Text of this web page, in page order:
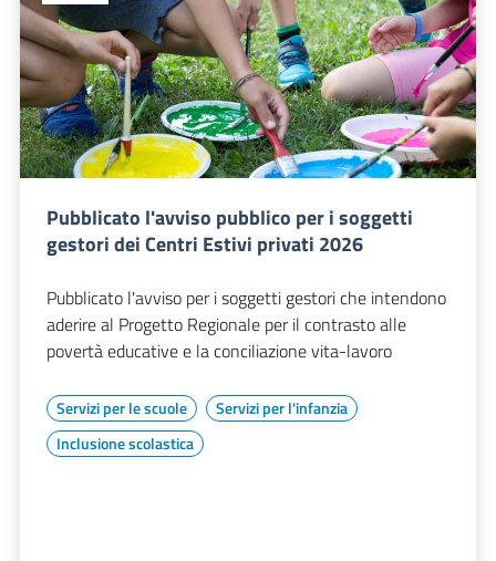
Pubblicato l'avviso pubblico per i soggetti
gestori dei Centri Estivi privati 2026
Pubblicato l'avviso per i soggetti gestori che intendono
aderire al Progetto Regionale per il contrasto alle
povertà educative e la conciliazione vita-lavoro
Servizi per le scuole
Servizi per l'infanzia
Inclusione scolastica